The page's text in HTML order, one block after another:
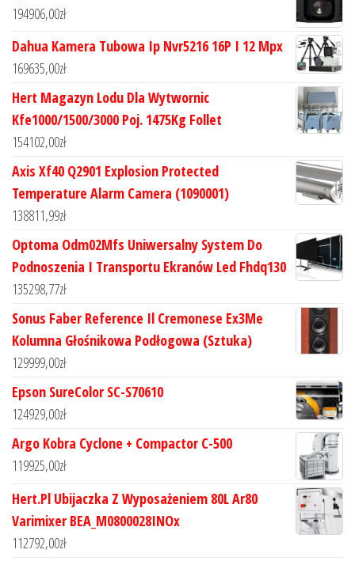
194906,00zł
Dahua Kamera Tubowa Ip Nvr5216 16P I 12 Mpx
169635,00zł
Hert Magazyn Lodu Dla Wytwornic
Kfe1000/1500/3000 Poj. 1475Kg Follet
154102,00zł
Axis Xf40 Q2901 Explosion Protected
Temperature Alarm Camera (1090001)
138811,99zł
Optoma Odm02Mfs Uniwersalny System Do
Podnoszenia I Transportu Ekranów Led Fhdq130
135298,77zł
Sonus Faber Reference Il Cremonese Ex3Me
Kolumna Głośnikowa Podłogowa (Sztuka)
129999,00zł
Epson SureColor SC-S70610
124929,00zł
Argo Kobra Cyclone + Compactor C-500
119925,00zł
Hert.Pl Ubijaczka Z Wyposażeniem 80L Ar80
Varimixer BEA_M0800028INOx
112792,00zł